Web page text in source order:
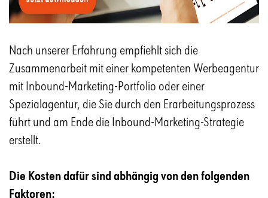
Nach unserer Erfahrung empfiehlt sich die
Zusammenarbeit mit einer kompetenten Werbeagentur
mit Inbound-Marketing-Portfolio oder einer
Spezialagentur, die Sie durch den Erarbeitungsprozess
führt und am Ende die Inbound-Marketing-Strategie
erstellt.
Die Kosten dafür sind abhängig von den folgenden
Faktoren: